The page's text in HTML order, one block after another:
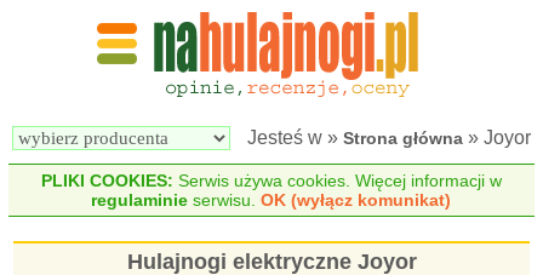
Wyszukiwarka
elektrycznych
elektrycznych
Jesteś w » Strona główna » Joyor
PLIKI COOKIES: Serwis używa cookies. Więcej informacji w
regulaminie serwisu.OK (wyłącz komunikat)
Hulajnogi elektryczne Joyor